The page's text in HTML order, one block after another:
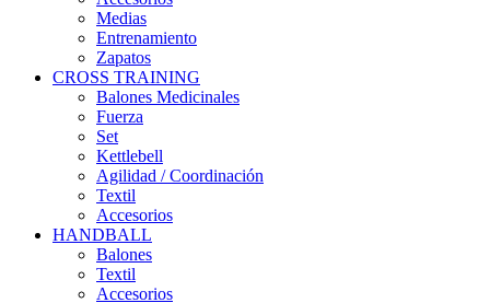
Medias
Entrenamiento
Zapatos
CROSS TRAINING
Balones Medicinales
Fuerza
Set
Kettlebell
Agilidad / Coordinación
Textil
Accesorios
HANDBALL
Balones
Textil
Accesorios